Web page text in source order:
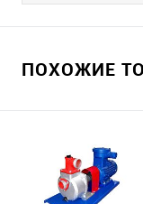
ПОХОЖИЕ